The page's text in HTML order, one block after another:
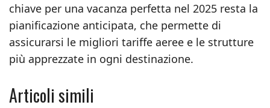
chiave per una vacanza perfetta nel 2025 resta la
pianificazione anticipata, che permette di
assicurarsi le migliori tariffe aeree e le strutture
più apprezzate in ogni destinazione.
Articoli simili